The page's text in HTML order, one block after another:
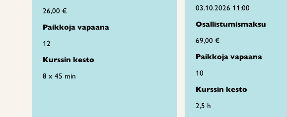
26,00 €
Paikkoja vapaana
12
Kurssin kesto
8 x 45 min
03.10.2026 11:00
Osallistumismaksu
69,00 €
Paikkoja vapaana
10
Kurssin kesto
2,5 h